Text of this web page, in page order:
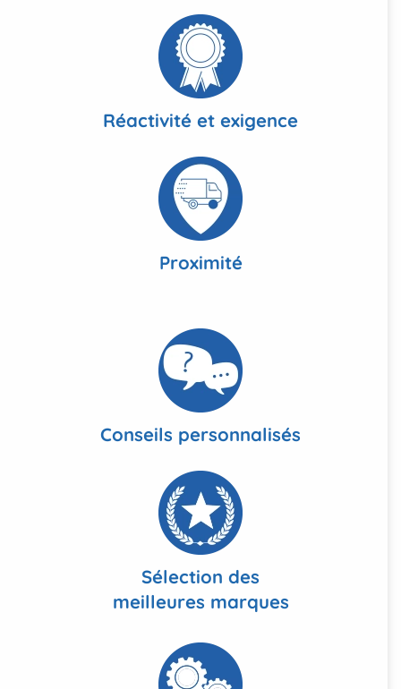
Réactivité et exigence
Proximité
Conseils personnalisés
Sélection des
meilleures marques